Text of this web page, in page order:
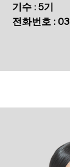
기수 : 5기
전화번호 :